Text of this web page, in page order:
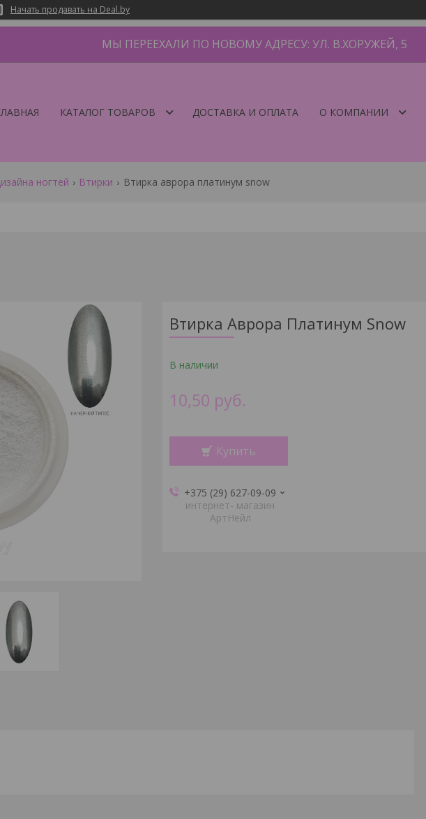
Начать продавать на Deal.by
МЫ ПЕРЕЕХАЛИ ПО НОВОМУ АДРЕСУ: УЛ. В.ХОРУЖЕЙ, 5
КАТАЛОГ ТОВАРОВ ДОСТАВКА И ОПЛАТА О КОМПАНИИ
ногтей Втирки Втирка аврора платинум snow
Втирка Аврора Платинум Snow
В наличии
10,50 руб.
Купить
+375 (29) 627-09-09
интернет- магазин
АртНейл